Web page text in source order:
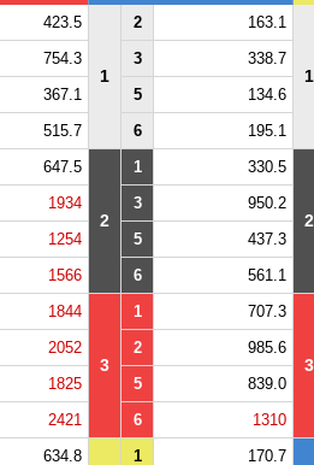
423.5
1
2 163.1
1
754.3 3 338.7
367.1 5 134.6
515.7 6 195.1
647.5
2
1 330.5
2
1934 3 950.2
1254 5 437.3
1566 6 561.1
1844
3
1 707.3
3
2052 2 985.6
1825 5 839.0
2421 6 1310
634.8 1 170.7